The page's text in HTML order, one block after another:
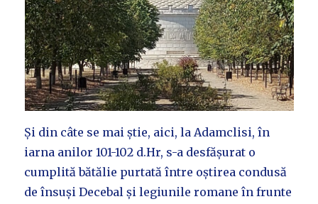
Și din câte se mai știe, aici, la Adamclisi, în
iarna anilor 101-102 d.Hr, s-a desfășurat o
cumplită bătălie purtată între oștirea condusă
de însuși Decebal și legiunile romane în frunte